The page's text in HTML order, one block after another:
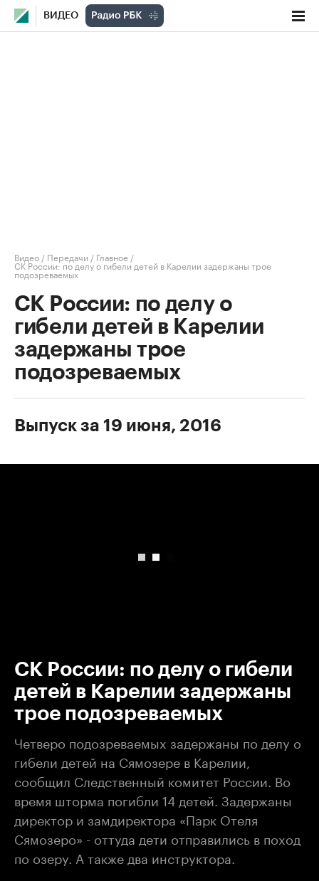
ВИДЕО
Видео / Передачи / Главное /
СК России: по делу о гибели детей в Карелии задержаны трое
подозреваемых
СК России: по делу о
гибели детей в Карелии
задержаны трое
подозреваемых
Выпуск за 19 июня, 2016
СК России: по делу о гибели
детей в Карелии задержаны
трое подозреваемых
Четверо подозреваемых задержаны по делу о
гибели детей на Сямозере в Карелии,
сообщил Следственный комитет России. Во
время шторма погибли 14 детей. Задержаны
директор и замдиректора «Парк Отеля
Сямозеро» - оттуда дети отправились в поход
по озеру. А также два инструктора.